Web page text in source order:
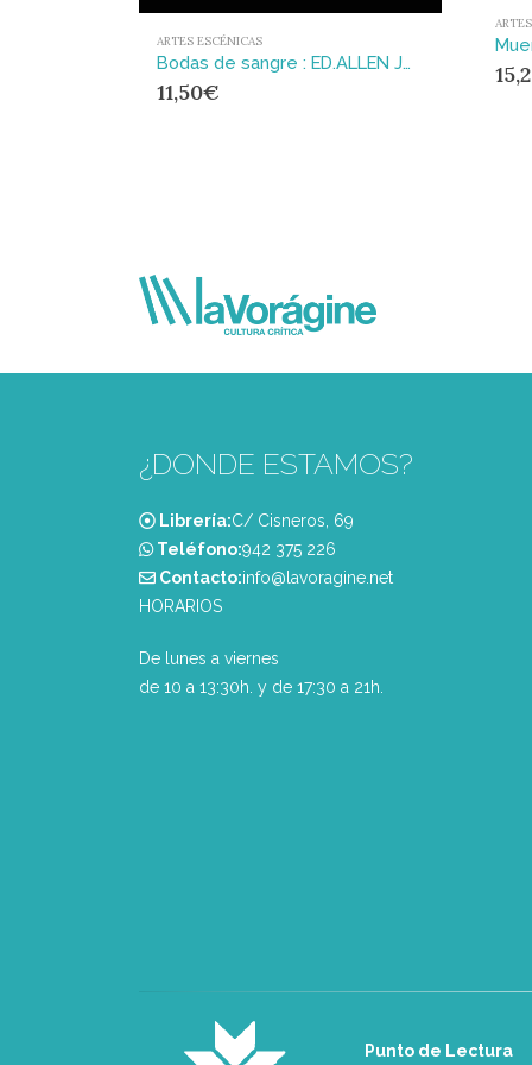
ARTES ESCÉNICAS
Bodas de sangre : ED.ALLEN JOSEPHS Y JUAN CABALLERO
11,50€
¿DONDE ESTAMOS?
Librería:C/ Cisneros, 69
Teléfono:‭942 375 226‬
Contacto:info@lavoragine.net
HORARIOS
De lunes a viernes
de 10 a 13:30h. y de 17:30 a 21h.
Punto de Lectura